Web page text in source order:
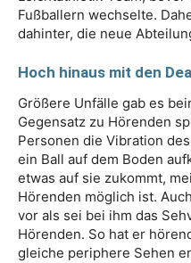
Fußballern wechselte.
dahinter, die neue
Hoch hinaus mit den
Größere Unfälle gab es
Gegensatz zu Hörenden
Personen die Vibration
ein Ball auf dem Boden
etwas auf sie zukommt,
Hörenden möglich ist.
vor als sei bei ihm das
Hörenden. So hat er
gleiche periphere Sehen